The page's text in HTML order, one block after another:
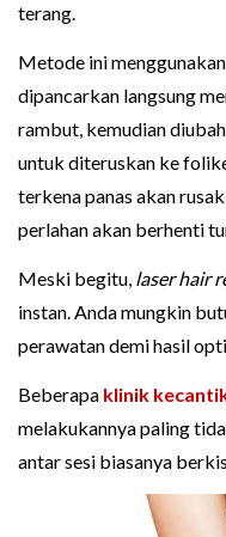
terang.
Metode ini
dipancarkan langsung
rambut, kemudian
untuk diteruskan ke
terkena panas akan
perlahan akan berhenti
Meski begitu, laser hair
instan. Anda mungkin
perawatan demi hasil
Beberapa klinik
melakukannya paling
antar sesi biasanya